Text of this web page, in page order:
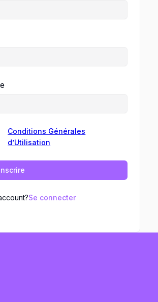
Conditions Générales
d’Utilisation
Se connecter